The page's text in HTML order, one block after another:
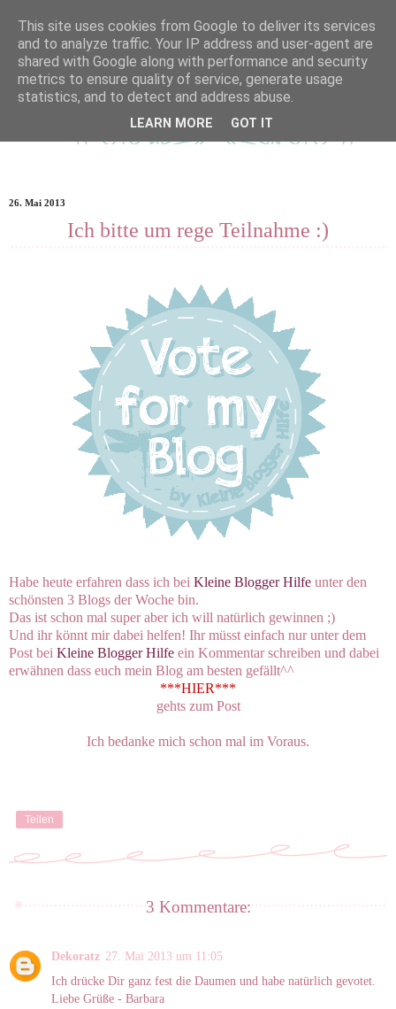
26. Mai 2013
Ich bitte um rege Teilnahme :)
Habe heute erfahren dass ich bei Kleine Blogger Hilfe unter den
schönsten 3 Blogs der Woche bin.
Das ist schon mal super aber ich will natürlich gewinnen ;)
Und ihr könnt mir dabei helfen! Ihr müsst einfach nur unter dem
Post bei Kleine Blogger Hilfe ein Kommentar schreiben und dabei
erwähnen dass euch mein Blog am besten gefällt^^
***HIER***
gehts zum Post
Ich bedanke mich schon mal im Voraus.
Teilen
3 Kommentare:
Dekoratz 27. Mai 2013 um 11:05
Ich drücke Dir ganz fest die Daumen und habe natürlich gevotet.
Liebe Grüße - Barbara
This site uses cookies from Google to deliver its services
and to analyze traffic. Your IP address and user-agent are
shared with Google along with performance and security
metrics to ensure quality of service, generate usage
statistics, and to detect and address abuse.
LEARN MORE GOT IT